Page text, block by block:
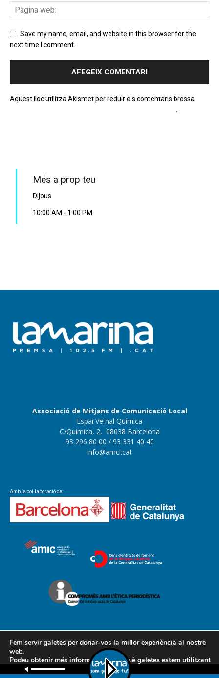
Save my name, email, and website in this browser for the
next time I comment.
Aquest lloc utilitza Akismet per reduir els comentaris brossa.
Més a prop teu
Dijous
10:00 AM - 1:00 PM
Associació de Mitjans de Comunicació Local
Espai Veïnal Química
C/Química, 2, 08038 Barcelona
93 296 80 00 / 93 331 40 40
info@amcl.cat
Amb la col·laboració de:
Contacte Avís legal Política de cookies
Política de privacitat
AMCL
Fem servir galetes per donar-vos la millor experiència al nostre
web.
Podeu obtenir més informació sobre què galetes estem utilitzant
o desactivar-les a la
configuració.